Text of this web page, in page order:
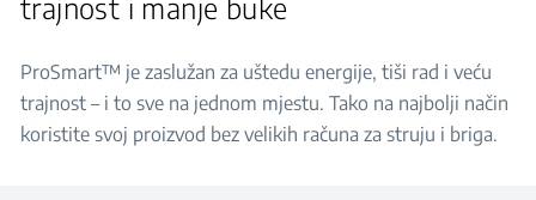
trajnost i manje buke
ProSmart™ je zaslužan za uštedu energije, tiši rad i veću
trajnost – i to sve na jednom mjestu. Tako na najbolji način
koristite svoj proizvod bez velikih računa za struju i briga.